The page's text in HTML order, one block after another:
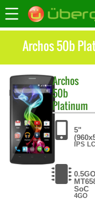
Archos 50b
Archos
50b
Platinum
5"
IPS
0.5GO
SoC
4GO